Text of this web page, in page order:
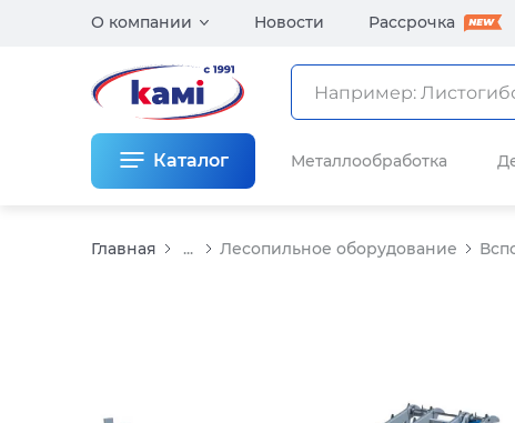
О компании Новости Рассрочка
Каталог Металлообработка
Главная ... Лесопильное оборудование